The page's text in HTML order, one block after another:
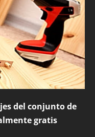
del conjunto de
gratis